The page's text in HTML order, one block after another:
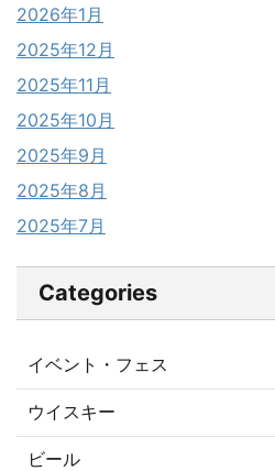
2026年1月
2025年12月
2025年11月
2025年10月
2025年9月
2025年8月
2025年7月
Categories
イベント・フェス
ウイスキー
ビール